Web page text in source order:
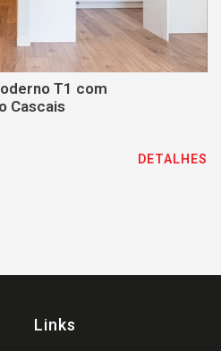
T1 com
Cascais
DETALHES
Links